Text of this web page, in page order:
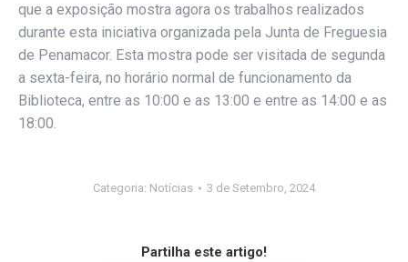
que a exposição mostra agora os trabalhos realizados
durante esta iniciativa organizada pela Junta de Freguesia
de Penamacor. Esta mostra pode ser visitada de segunda
a sexta-feira, no horário normal de funcionamento da
Biblioteca, entre as 10:00 e as 13:00 e entre as 14:00 e as
18:00.
Categoria: Notícias 3 de Setembro, 2024
Partilha este artigo!